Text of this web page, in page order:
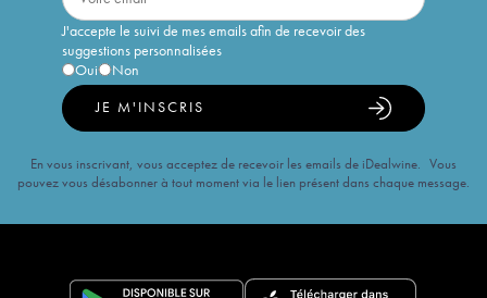
J'accepte le suivi de mes emails afin de recevoir des
suggestions personnalisées
Oui
Non
JE M'INSCRIS
En vous inscrivant, vous acceptez de recevoir les emails de iDealwine. Vous
pouvez vous désabonner à tout moment via le lien présent dans chaque message.